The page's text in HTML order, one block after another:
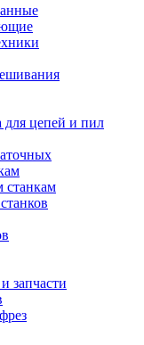
для цепей и пил
запчасти